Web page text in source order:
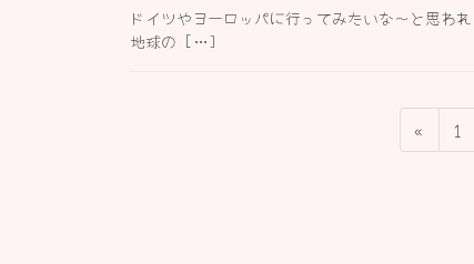
ドイツやヨーロッパに行ってみたいな〜と思わ
地球の […]
«
固
定
1